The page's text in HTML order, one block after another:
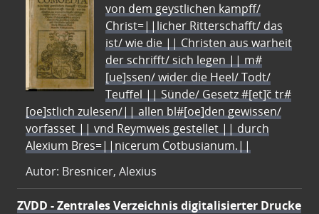
von dem geystlichen kampff/
Christ=||licher Ritterschafft/ das
ist/ wie die || Christen aus warheit
der schrifft/ sich legen || m#
[ue]ssen/ wider die Heel/ Todt/
Teuffel || Sünde/ Gesetz #[et]c̃ tr#
[oe]stlich zulesen/|| allen bl#[oe]den gewissen/
vorfasset || vnd Reymweis gestellet || durch
Alexium Bres=||nicerum Cotbusianum.||
Autor: Bresnicer, Alexius
ZVDD - Zentrales Verzeichnis digitalisierter Drucke